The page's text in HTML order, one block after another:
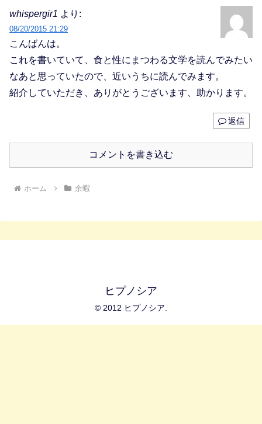
whispergir1 より:
08/20/2015 21:29
こんばんは。
これを書いていて、食と性にまつわる文学を読んでみたい
なあと思っていたので、近いうちに読んでみます。
紹介していただき、ありがとうございます、助かります。
返信
コメントを書き込む
ホーム 余暇
ヒプノシア
© 2012 ヒプノシア.